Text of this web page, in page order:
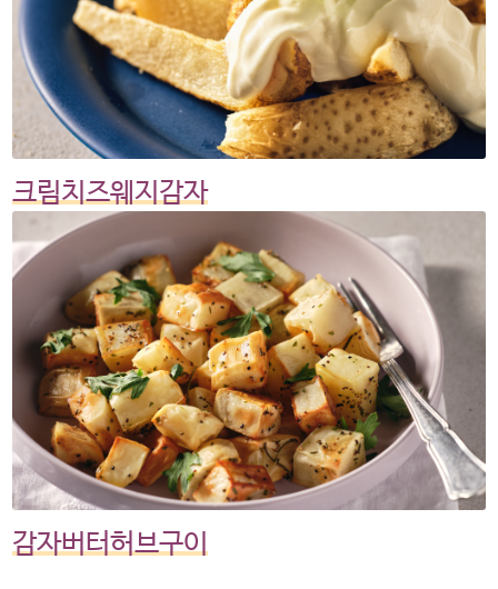
크림치즈웨지감자
감자버터허브구이